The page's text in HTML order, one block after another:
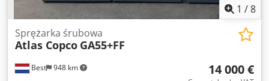
1 /8
Best 948 km
Sprężarka śrubowa
Atlas Copco GA55+FF
14 000 €